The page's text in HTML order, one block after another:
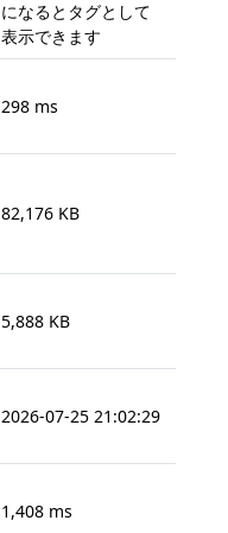
になるとタグとして
表示できます
298 ms
82,176 KB
5,888 KB
2026-07-25 21:02:29
1,408 ms